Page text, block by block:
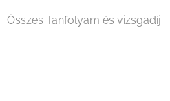
Összes Tanfolyam és vizsgadíj